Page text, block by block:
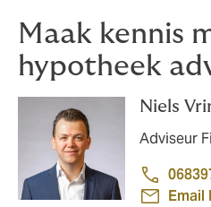
Maak kennis
hypotheek
Niels
Adviseur
Email